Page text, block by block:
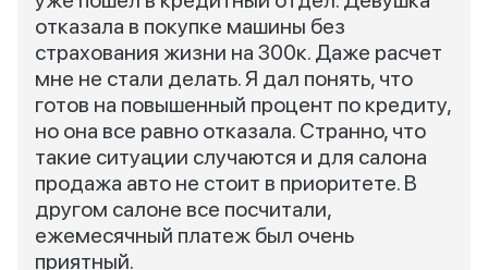
отказала в покупке машины без
страхования жизни на 300к. Даже расчет
мне не стали делать. Я дал понять, что
готов на повышенный процент по кредиту,
но она все равно отказала. Странно, что
такие ситуации случаются и для салона
продажа авто не стоит в приоритете. В
другом салоне все посчитали,
ежемесячный платеж был очень
приятный.